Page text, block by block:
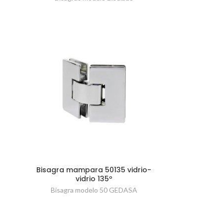
Bisagra mampara 50135 vidrio-
vidrio 135º
Bisagra modelo 50 GEDASA